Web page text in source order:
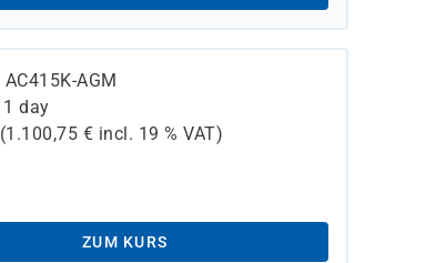
AC415K-AGM
1 day
(1.100,75 € incl. 19 % VAT)
ZUM KURS